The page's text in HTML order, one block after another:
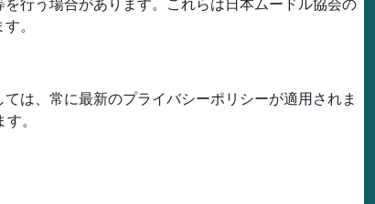
。
は、常に最新のプライバシーポリシーが適用されま
。